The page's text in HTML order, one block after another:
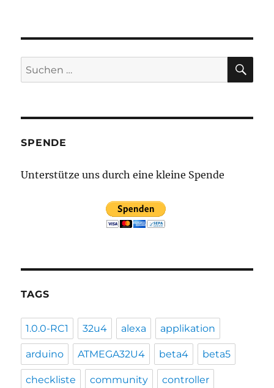
KNX
Suchen
nach:
SPENDE
Unterstütze uns durch eine kleine Spende
TAGS
1.0.0-RC1 32u4 alexa applikation
arduino ATMEGA32U4 beta4 beta5
checkliste community controller